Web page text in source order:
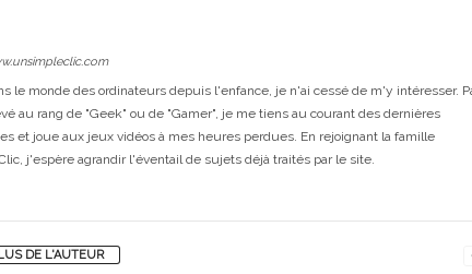
le monde des ordinateurs depuis l'enfance, je n'ai cessé de m'y intéresser.
au rang de "Geek" ou de "Gamer", je me tiens au courant des dernières
et joue aux jeux vidéos à mes heures perdues. En rejoignant la famille
j'espère agrandir l'éventail de sujets déjà traités par le site.
DE L'AUTEUR